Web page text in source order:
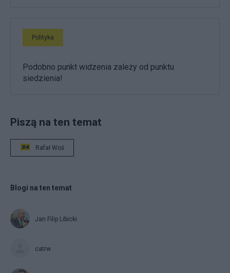
Polityka
Podobno punkt widzenia zależy od punktu
siedzienia!
Piszą na ten temat
Rafał Woś
Blogi na ten temat
Jan Filip Libicki
catrw